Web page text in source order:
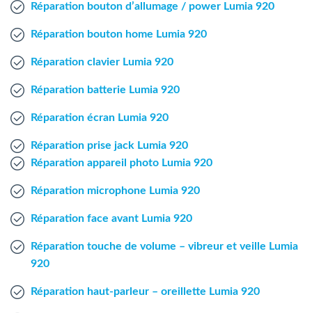
Fr Nl
Réparation bouton d’allumage / power Lumia 920
Réparation bouton home Lumia 920
Réparation clavier Lumia 920
Réparation batterie Lumia 920
Réparation écran Lumia 920
Réparation prise jack Lumia 920
Réparation appareil photo Lumia 920
Réparation microphone Lumia 920
Réparation face avant Lumia 920
Réparation touche de volume – vibreur et veille Lumia
920
Réparation haut-parleur – oreillette Lumia 920